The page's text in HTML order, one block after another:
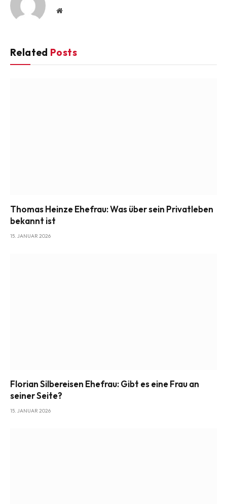
Website
Related Posts
Thomas Heinze Ehefrau: Was über sein Privatleben
bekannt ist
15. JANUAR 2026
Florian Silbereisen Ehefrau: Gibt es eine Frau an
seiner Seite?
15. JANUAR 2026